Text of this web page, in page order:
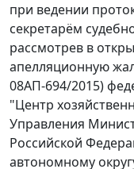
при ведении
секретарём
рассмотрев в
апелляционную
08АП-694/2015)
"Центр
Управления
Российской
автономному